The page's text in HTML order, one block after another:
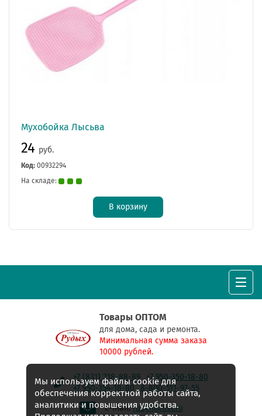
Мухобойка Лысьва
24 руб.
Код: 00932294
На складе:
В корзину
Товары ОПТОМ
для дома, сада и ремонта.
Минимальная сумма заказа
10000 рублей.
+7 (831) 218-88-89
+7 950-350-18-80
+7 950-354-18-80
8-800-511-97-55
E-mail:rudyh@list.ru
Мы используем файлы cookie для
обеспечения корректной работы сайта,
аналитики и повышения удобства.